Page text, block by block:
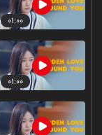
۰۱:۰۰
۰۱:۰۰